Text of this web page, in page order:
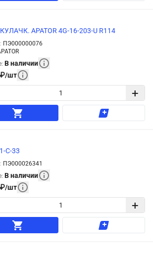
APATOR 4G-16-203-U R114
: ПЭ000000076
: В наличии
₽/шт
+
С-33
: ПЭ000026341
: В наличии
₽/шт
+